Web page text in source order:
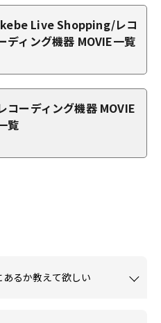
Live Shopping/レコ
ディング機器 MOVIE一覧
コーディング機器 MOVIE
覧
るか教えて欲しい